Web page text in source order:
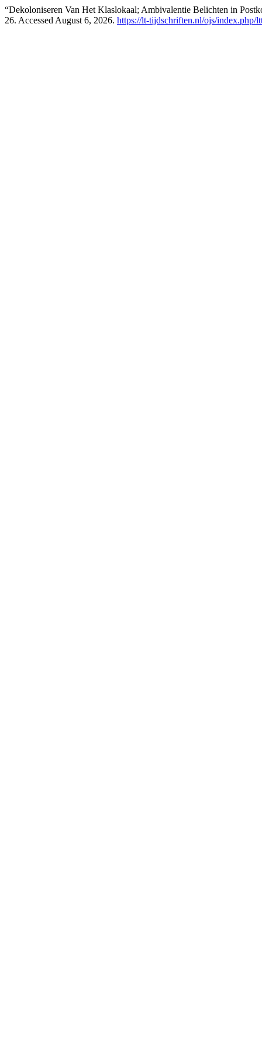
“Dekoloniseren Van Het Klaslokaal; Ambivalentie Belichten in
26. Accessed August 6, 2026. https://lt-tijdschriften.nl/ojs/index.php/